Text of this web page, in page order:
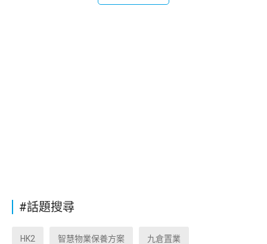
#話題搜尋
HK2 智慧物業保養方案 九倉置業